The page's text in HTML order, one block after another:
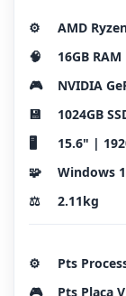
⚙️
AMD
🧠
16GB RAM
🎮
NVIDIA
💾
1024GB
🖥️
15.6" |
🧩
Windows
⚖️
2.11kg
⚙️
Pts
🎮
Pts Placa